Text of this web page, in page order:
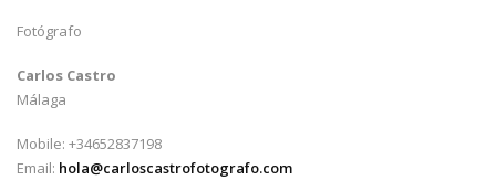
Fotógrafo
Carlos Castro
Málaga
Mobile: +34652837198
Email: hola@carloscastrofotografo.com